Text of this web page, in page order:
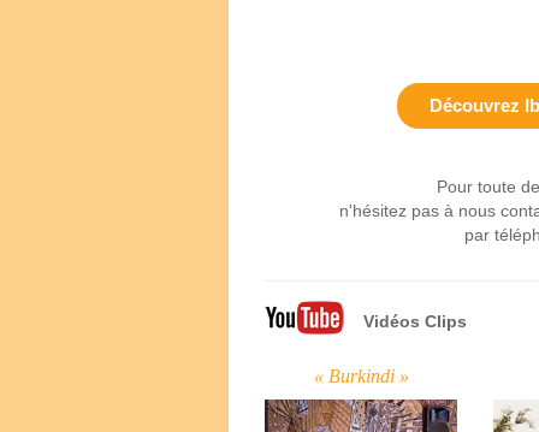
Découvrez
Pour toute
n'hésitez pas à nous
par
Vidéos Clips
« Burkindi »